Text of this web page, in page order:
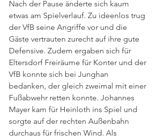
Nach der Pause änderte sich kaum
etwas am Spielverlauf. Zu ideenlos trug
der VfB seine Angriffe vor und die
Gäste vertrauten zurecht auf ihre gute
Defensive. Zudem ergaben sich für
Eltersdorf Freiräume für Konter und der
VfB konnte sich bei Junghan
bedanken, der gleich zweimal mit einer
Fußabwehr retten konnte. Johannes
Mayer kam für Heinloth ins Spiel und
sorgte auf der rechten Außenbahn
durchaus für frischen Wind. Als